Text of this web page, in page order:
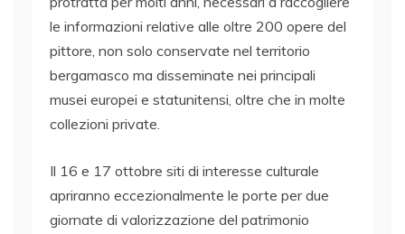
le informazioni relative alle oltre 200 opere del
pittore, non solo conservate nel territorio
bergamasco ma disseminate nei principali
musei europei e statunitensi, oltre che in molte
collezioni private.
Il 16 e 17 ottobre siti di interesse culturale
apriranno eccezionalmente le porte per due
giornate di valorizzazione del patrimonio